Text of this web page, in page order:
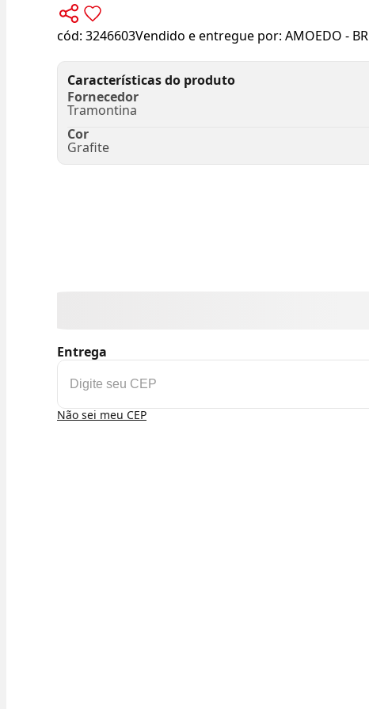
cód: 3246603Vendido e entregue por: AMOEDO - BR
Características do produto
Fornecedor
Tramontina
Cor
Grafite
Entrega
Não sei meu CEP